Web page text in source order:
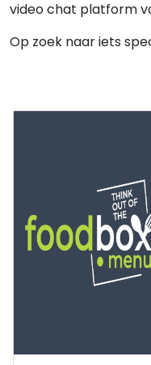
video chat platform
Op zoek naar iets